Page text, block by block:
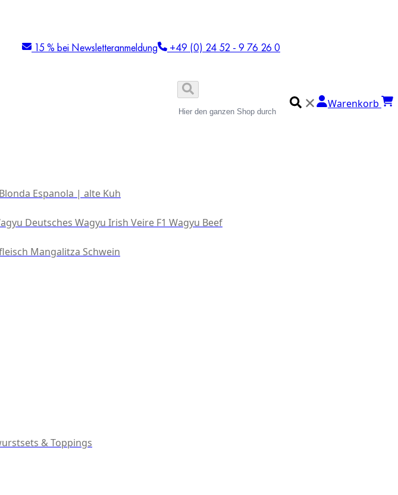
15 % bei Newsletteranmeldung +49 (0) 24 52 - 9 76 26 0
✕ Warenkorb
Blonda Espanola | alte Kuh
Deutsches Wagyu Irish Veire F1 Wagyu Beef
Mangalitza Schwein
& Toppings